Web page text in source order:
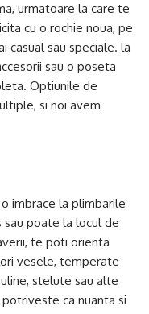
urmatoare la care te
cu o rochie noua, pe
casual sau speciale. la
sau o poseta
Optiunile de
si noi avem
imbrace la plimbarile
sau poate la locul de
te poti orienta
vesele, temperate
stelute sau alte
ca nuanta si